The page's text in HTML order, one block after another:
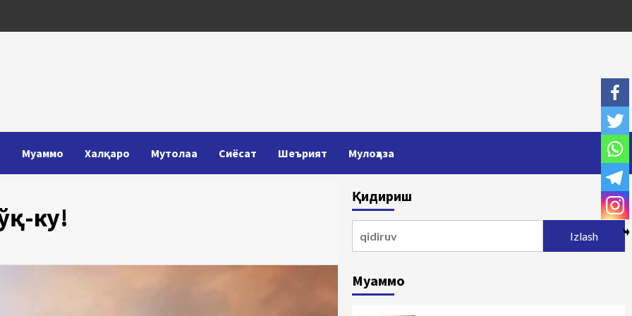
Муаммо Халқаро Мутолаа Сиёсат Шеърият Мулоҳаза
ку!
Қидириш
Муаммо